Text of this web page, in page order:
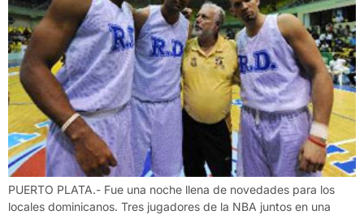
PUERTO PLATA.- Fue una noche llena de novedades para los
locales dominicanos. Tres jugadores de la NBA juntos en una